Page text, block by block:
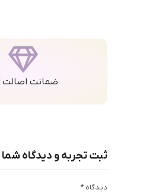
ضمانت اصالت
ثبت تجربه و دیدگاه شما
دیدگاه *